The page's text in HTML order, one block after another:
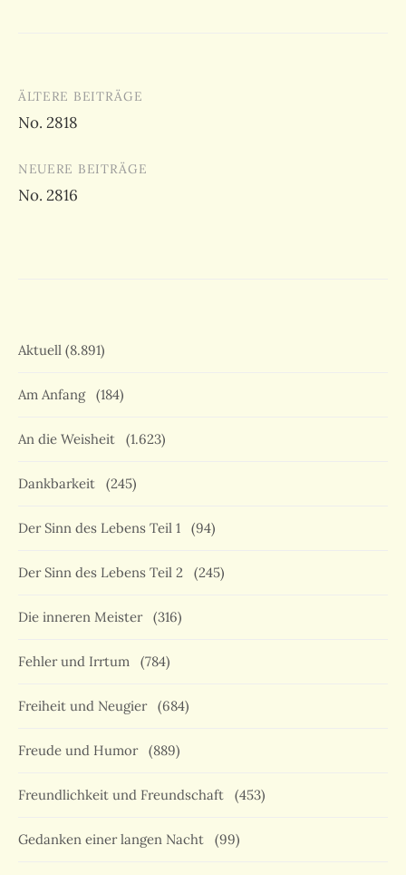
Beitragsnavigation
ÄLTERE BEITRÄGE
No. 2818
NEUERE BEITRÄGE
No. 2816
Aktuell (8.891)
Am Anfang (184)
An die Weisheit (1.623)
Dankbarkeit (245)
Der Sinn des Lebens Teil 1 (94)
Der Sinn des Lebens Teil 2 (245)
Die inneren Meister (316)
Fehler und Irrtum (784)
Freiheit und Neugier (684)
Freude und Humor (889)
Freundlichkeit und Freundschaft (453)
Gedanken einer langen Nacht (99)